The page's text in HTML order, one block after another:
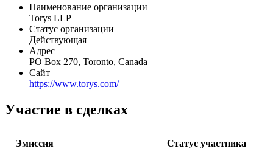
Наименование организации
Torys LLP
Статус организации
Действующая
Адрес
PO Box 270, Toronto, Canada
Сайт
https://www.torys.com/
Участие в сделках
Эмиссия
Статус участника